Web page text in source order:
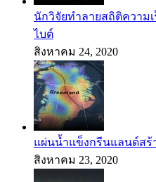
นักวิจัยทำลายสถิติความเ
ไบต์
สิงหาคม 24, 2020
แผ่นน้ำแข็งกรีนแลนด์สร้
สิงหาคม 23, 2020